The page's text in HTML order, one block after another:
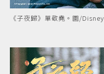
《子夜歸》單敬堯。圖/